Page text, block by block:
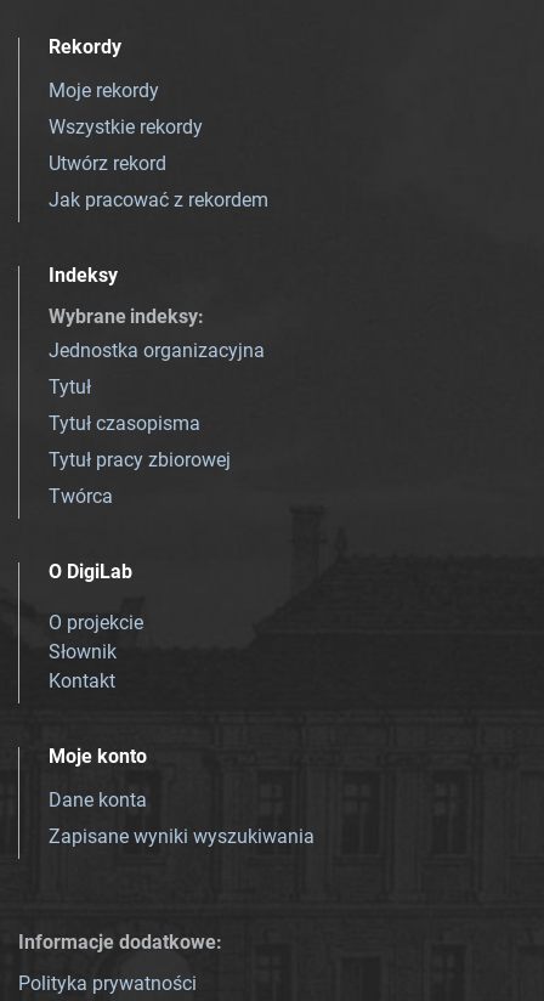
Rekordy
Moje rekordy
Wszystkie rekordy
Utwórz rekord
Jak pracować z rekordem
Indeksy
Wybrane indeksy:
Jednostka organizacyjna
Tytuł
Tytuł czasopisma
Tytuł pracy zbiorowej
Twórca
O DigiLab
O projekcie
Słownik
Kontakt
Moje konto
Dane konta
Zapisane wyniki wyszukiwania
Informacje dodatkowe:
Polityka prywatności